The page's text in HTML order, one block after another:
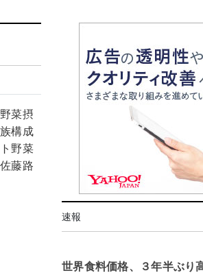
菜摂
構成
野菜
藤路
速報
世界食料価格、３年半ぶり